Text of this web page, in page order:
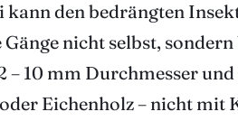
kann den bedrängten
nicht selbst,
10 mm Durchmesser
Eichenholz – nicht